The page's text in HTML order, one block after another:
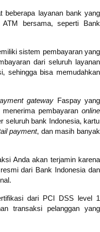
beberapa layanan bank yang
bersama, seperti Bank
sistem pembayaran yang
dari seluruh layanan
sehingga bisa memudahkan
gateway Faspay yang
pembayaran online
seluruh bank Indonesia, kartu
payment, dan masih banyak
Anda akan terjamin karena
dari Bank Indonesia dan
dari PCI DSS level 1
transaksi pelanggan yang